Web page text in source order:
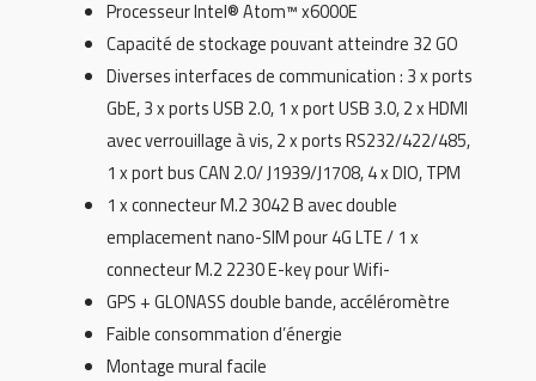
Processeur Intel® Atom™ x6000E
Capacité de stockage pouvant atteindre 32 GO
Diverses interfaces de communication : 3 x ports
GbE, 3 x ports USB 2.0, 1 x port USB 3.0, 2 x HDMI
avec verrouillage à vis, 2 x ports RS232/422/485,
1 x port bus CAN 2.0/ J1939/J1708, 4 x DIO, TPM
1 x connecteur M.2 3042 B avec double
emplacement nano-SIM pour 4G LTE / 1 x
connecteur M.2 2230 E-key pour Wifi-
GPS + GLONASS double bande, accéléromètre
Faible consommation d’énergie
Montage mural facile